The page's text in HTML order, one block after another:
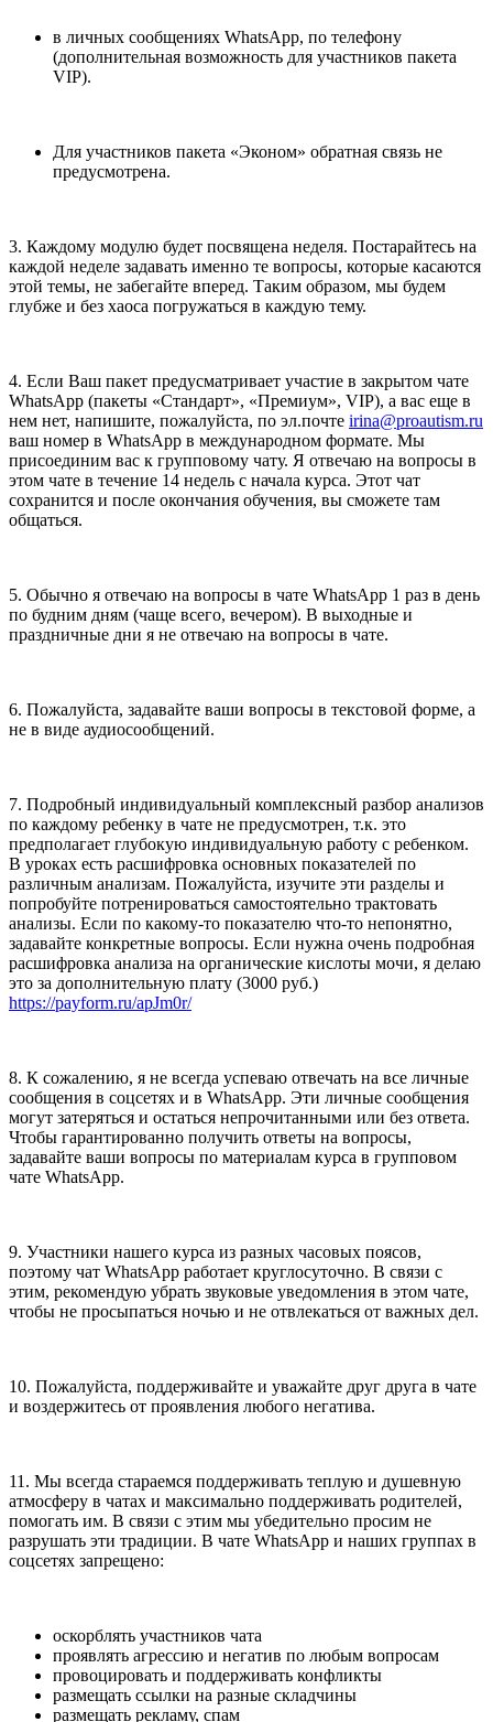
в личных сообщениях WhatsApp, по телефону
(дополнительная возможность для участников пакета
VIP).
Для участников пакета «Эконом» обратная связь не
предусмотрена.
3. Каждому модулю будет посвящена неделя. Постарайтесь на
каждой неделе задавать именно те вопросы, которые касаются
этой темы, не забегайте вперед. Таким образом, мы будем
глубже и без хаоса погружаться в каждую тему.
4. Если Ваш пакет предусматривает участие в закрытом чате
WhatsApp (пакеты «Стандарт», «Премиум», VIP), а вас еще в
нем нет, напишите, пожалуйста, по эл.почте irina@proautism.ru
ваш номер в WhatsApp в международном формате. Мы
присоединим вас к групповому чату. Я отвечаю на вопросы в
этом чате в течение 14 недель с начала курса. Этот чат
сохранится и после окончания обучения, вы сможете там
общаться.
5. Обычно я отвечаю на вопросы в чате WhatsApp 1 раз в день
по будним дням (чаще всего, вечером). В выходные и
праздничные дни я не отвечаю на вопросы в чате.
6. Пожалуйста, задавайте ваши вопросы в текстовой форме, а
не в виде аудиосообщений.
7. Подробный индивидуальный комплексный разбор анализов
по каждому ребенку в чате не предусмотрен, т.к. это
предполагает глубокую индивидуальную работу с ребенком.
В уроках есть расшифровка основных показателей по
различным анализам. Пожалуйста, изучите эти разделы и
попробуйте потренироваться самостоятельно трактовать
анализы. Если по какому-то показателю что-то непонятно,
задавайте конкретные вопросы. Если нужна очень подробная
расшифровка анализа на органические кислоты мочи, я делаю
это за дополнительную плату (3000 руб.)
https://payform.ru/apJm0r/
8. К сожалению, я не всегда успеваю отвечать на все личные
сообщения в соцсетях и в WhatsApp. Эти личные сообщения
могут затеряться и остаться непрочитанными или без ответа.
Чтобы гарантированно получить ответы на вопросы,
задавайте ваши вопросы по материалам курса в групповом
чате WhatsApp.
9. Участники нашего курса из разных часовых поясов,
поэтому чат WhatsApp работает круглосуточно. В связи с
этим, рекомендую убрать звуковые уведомления в этом чате,
чтобы не просыпаться ночью и не отвлекаться от важных дел.
10. Пожалуйста, поддерживайте и уважайте друг друга в чате
и воздержитесь от проявления любого негатива.
11. Мы всегда стараемся поддерживать теплую и душевную
атмосферу в чатах и максимально поддерживать родителей,
помогать им. В связи с этим мы убедительно просим не
разрушать эти традиции. В чате WhatsApp и наших группах в
соцсетях запрещено:
оскорблять участников чата
проявлять агрессию и негатив по любым вопросам
провоцировать и поддерживать конфликты
размещать ссылки на разные складчины
размещать рекламу, спам